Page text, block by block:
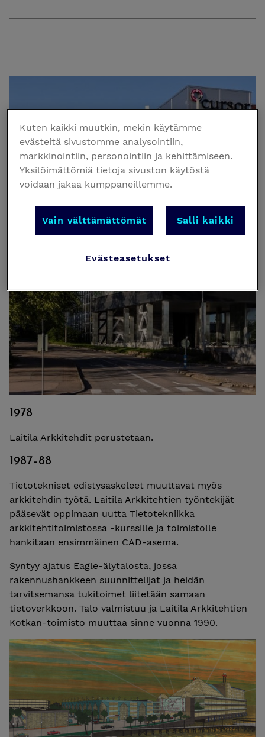
1978
Laitila Arkkitehdit perustetaan.
1987–88
Tietotekniset edistysaskeleet muuttavat myös
arkkitehdin työtä. Laitila Arkkitehtien työntekijät
pääsevät oppimaan uutta Tietotekniikka
arkkitehtitoimistossa -kurssille ja toimistolle
hankitaan ensimmäinen CAD-asema.
Syntyy ajatus Eagle-älytalosta, jossa
rakennushankkeen suunnittelijat ja heidän
tarvitsemansa tukitoimet liitetään samaan
tietoverkkoon. Talo valmistuu ja Laitila Arkkitehtien
Kotkan-toimisto muuttaa sinne vuonna 1990.
Kuten kaikki muutkin, mekin käytämme
evästeitä sivustomme analysointiin,
markkinointiin, personointiin ja kehittämiseen.
Yksilöimättömiä tietoja sivuston käytöstä
voidaan jakaa kumppaneillemme.
Vain välttämättömät Salli kaikki
Evästeasetukset